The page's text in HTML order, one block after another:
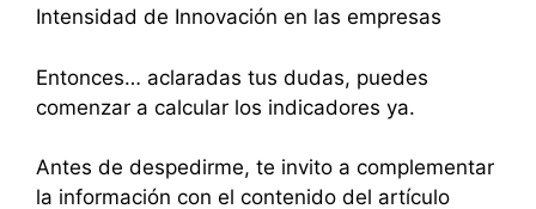
Intensidad de Innovación en las empresas
Entonces… aclaradas tus dudas, puedes
comenzar a calcular los indicadores ya.
Antes de despedirme, te invito a complementar
la información con el contenido del artículo